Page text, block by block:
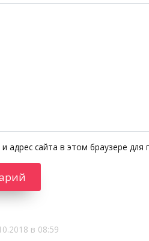
адрес сайта в этом браузере
в 08:59